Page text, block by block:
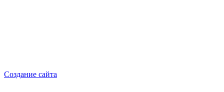
Создание сайта